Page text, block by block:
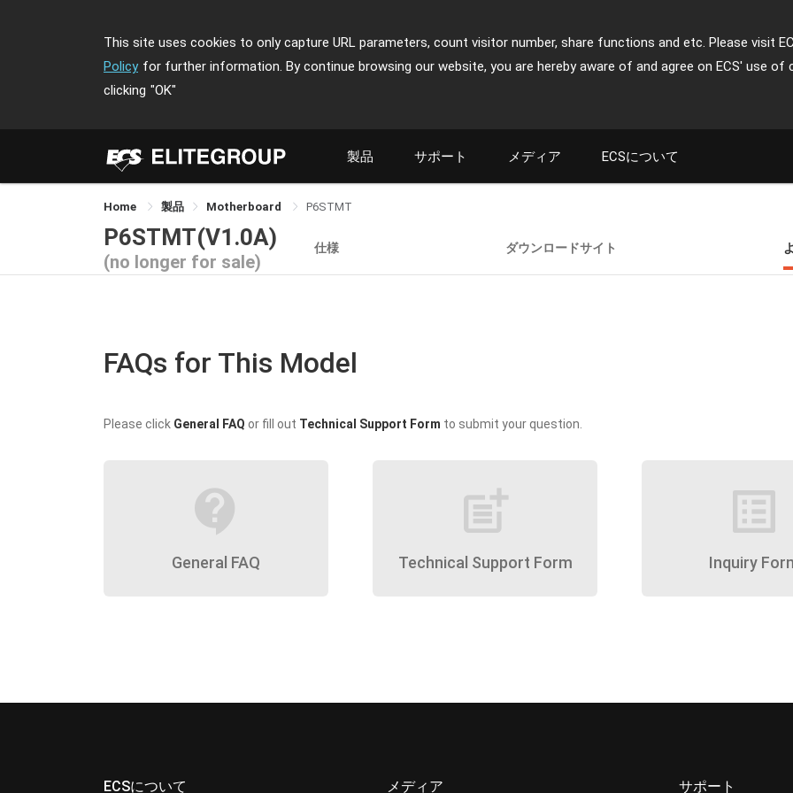
This site uses cookies to only capture URL parameters, count visitor number, share functions and etc. Please visit
Policy for further information. By continue browsing our website, you are hereby aware of and agree on ECS' use of
clicking "OK"
製品 サポート メディア ECSについて
Home 製品 Motherboard P6STMT
P6STMT(V1.0A)
(no longer for sale)
仕様 ダウンロードサイト
FAQs for This Model
Please click General FAQ or fill out Technical Support Form to submit your question.
contact_support
General FAQ
post_add
Technical Support Form
list_alt
Inquiry
ECSについて メディア サポート